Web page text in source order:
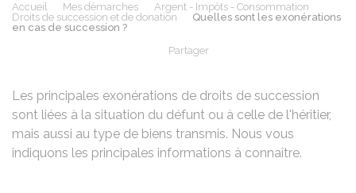
Accueil Mes démarches
Argent - Impôts - Consommation
Droits de succession et de donation
Quelles sont les exonérations
en cas de succession ?
Partager
Les principales exonérations de droits de succession
sont liées à la situation du défunt ou à celle de l'héritier,
mais aussi au type de biens transmis. Nous vous
indiquons les principales informations à connaître.